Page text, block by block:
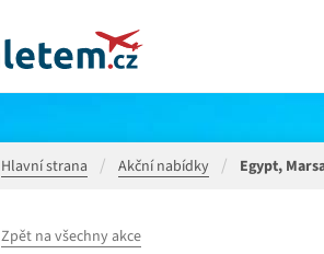
Hlavní strana Akční nabídky Egypt,
Zpět na všechny akce